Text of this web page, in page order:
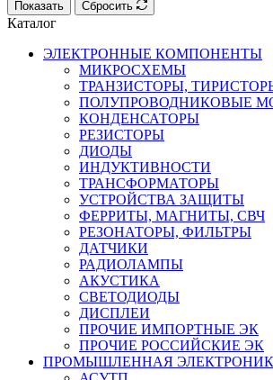
Показать Сбросить
Каталог
ЭЛЕКТРОННЫЕ КОМПОНЕНТЫ
МИКРОСХЕМЫ
ТРАНЗИСТОРЫ,
ПОЛУПРОВОДНИКОВЫЕ
КОНДЕНСАТОРЫ
РЕЗИСТОРЫ
ДИОДЫ
ИНДУКТИВНОСТИ
ТРАНСФОРМАТОРЫ
УСТРОЙСТВА ЗАЩИТЫ
ФЕРРИТЫ, МАГНИТЫ, СВЧ
РЕЗОНАТОРЫ, ФИЛЬТРЫ
ДАТЧИКИ
РАДИОЛАМПЫ
АКУСТИКА
СВЕТОДИОДЫ
ДИСПЛЕИ
ПРОЧИЕ ИМПОРТНЫЕ ЭК
ПРОЧИЕ РОССИЙСКИЕ ЭК
ПРОМЫШЛЕННАЯ